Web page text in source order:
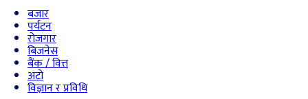
बजार
पर्यटन
रोजगार
बिजनेस
बैंक / वित्त
अटो
विज्ञान र प्रविधि